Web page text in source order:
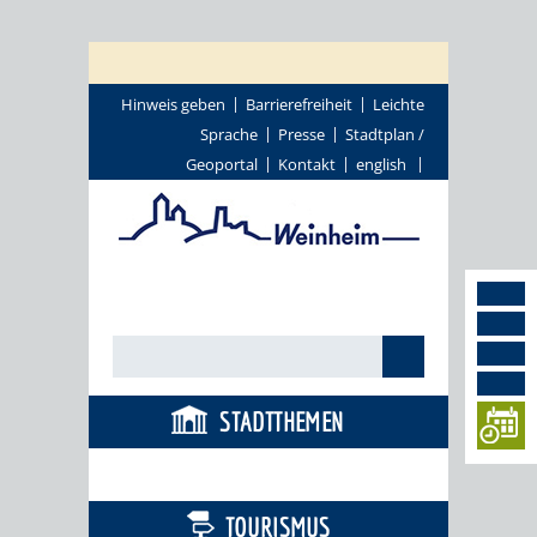
Hinweis geben Barrierefreiheit
Leichte
Sprache
Presse
Stadtplan /
Geoportal
Kontakt english
STADTTHEMEN
TOURISMUS